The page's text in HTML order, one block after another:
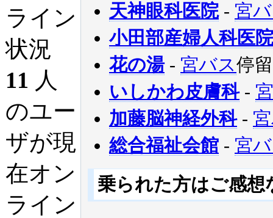
ライン
状況
11 人
のユー
ザが現
在オン
ライン
天神眼科医院- 宮
小田部産婦人科医院
花の湯- 宮バス停
いしかわ皮膚科-
加藤脳神経外科-
総合福祉会館 - 宮
乗られた方はご感